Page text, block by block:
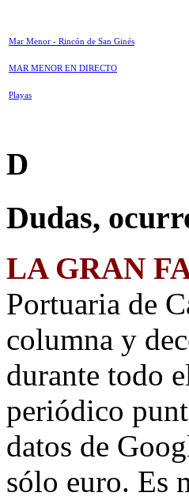
Mar Menor - Rincón de San Ginés
MAR MENOR EN DIRECTO
Playas
D
Dudas,
LA GRAN
Portuaria de
columna y
durante todo
periódico
datos de
sólo euro. Es